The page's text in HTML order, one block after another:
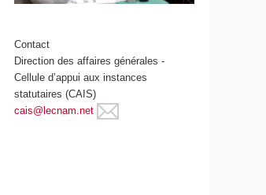
Contact
Direction des affaires générales -
Cellule d’appui aux instances
statutaires (CAIS)
cais@lecnam.net